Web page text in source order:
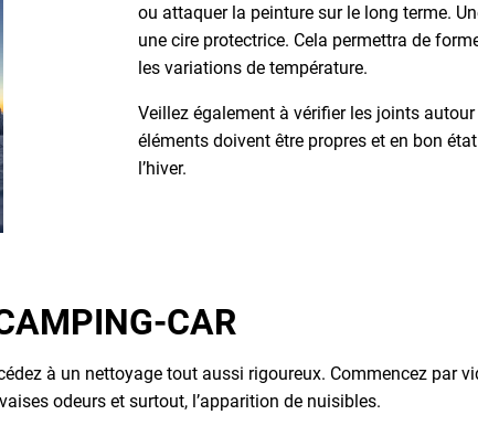
ou attaquer la peinture sur le long terme.
une cire protectrice. Cela permettra de
les variations de température.
Veillez également à vérifier les joints
éléments doivent être propres et en bon
l’hiver.
CAR
à un nettoyage tout aussi rigoureux. Commencez par
odeurs et surtout, l’apparition de nuisibles.